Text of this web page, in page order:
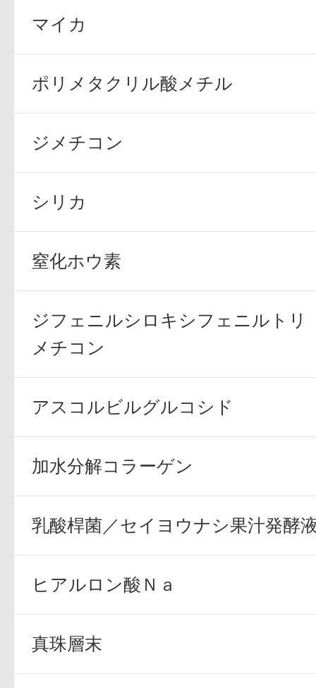
クレンズオイル
ボディケア
スキンケア
メイクアップ
マイカ
ポリメタクリル酸メチル
ジメチコン
シリカ
窒化ホウ素
ジフェニルシロキシフェニルトリ
メチコン
アスコルビルグルコシド
加水分解コラーゲン
乳酸桿菌／セイヨウナシ果汁発酵
ヒアルロン酸Ｎａ
真珠層末